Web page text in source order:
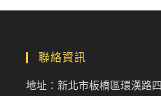
聯絡資訊
地址：新北市板橋區環漢路